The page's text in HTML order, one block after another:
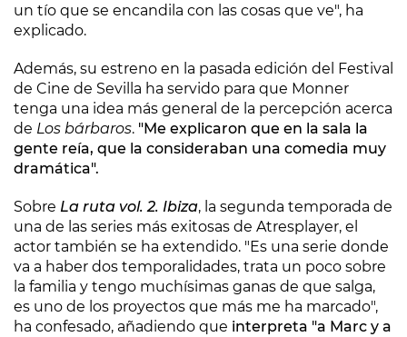
un tío que se encandila con las cosas que ve", ha
explicado.
Además, su estreno en la pasada edición del Festival
de Cine de Sevilla ha servido para que Monner
tenga una idea más general de la percepción acerca
de Los bárbaros. "Me explicaron que en la sala la
gente reía, que la consideraban una comedia muy
dramática".
Sobre La ruta vol. 2. Ibiza, la segunda temporada de
una de las series más exitosas de Atresplayer, el
actor también se ha extendido. "Es una serie donde
va a haber dos temporalidades, trata un poco sobre
la familia y tengo muchísimas ganas de que salga,
es uno de los proyectos que más me ha marcado",
ha confesado, añadiendo que interpreta "a Marc y a